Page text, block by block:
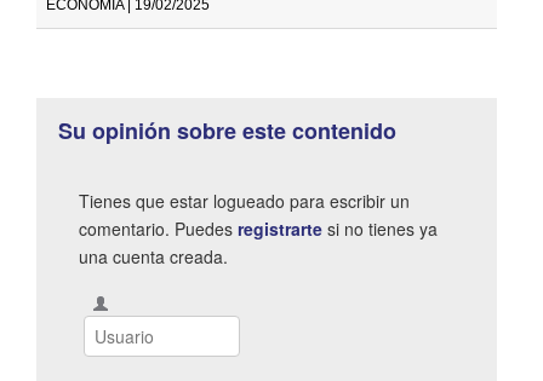
ECONOMÍA | 19/02/2025
Su opinión sobre este contenido
Tienes que estar logueado para escribir un
comentario. Puedes registrarte si no tienes ya
una cuenta creada.